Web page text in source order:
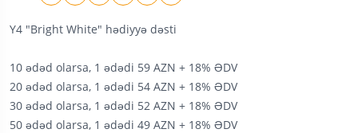
Y4 "Bright White" hədiyyə dəsti
10 ədəd olarsa, 1 ədədi 59 AZN + 18% ƏDV
20 ədəd olarsa, 1 ədədi 54 AZN + 18% ƏDV
30 ədəd olarsa, 1 ədədi 52 AZN + 18% ƏDV
50 ədəd olarsa, 1 ədədi 49 AZN + 18% ƏDV